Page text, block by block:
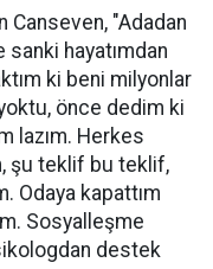
Canseven, "Adadan
sanki hayatımdan
ki beni milyonlar
önce dedim ki
lazım. Herkes
şu teklif bu teklif,
Odaya kapattım
Sosyalleşme
destek